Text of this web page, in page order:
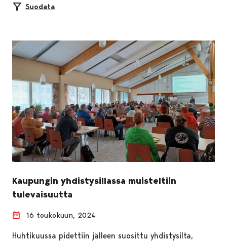
Suodata
Kaupungin yhdistysillassa muisteltiin
tulevaisuutta
16 toukokuun, 2024
Huhtikuussa pidettiin jälleen suosittu yhdistysilta,